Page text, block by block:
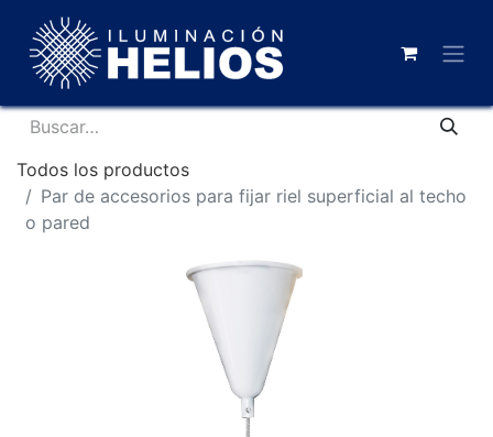
Todos los productos
Par de accesorios para fijar riel superficial al techo
o pared